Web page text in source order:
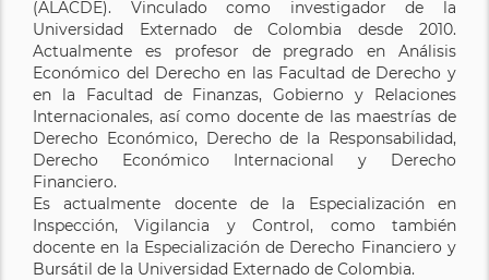
(ALACDE). Vinculado como investigador de la
Universidad Externado de Colombia desde 2010.
Actualmente es profesor de pregrado en Análisis
Económico del Derecho en las Facultad de Derecho y
en la Facultad de Finanzas, Gobierno y Relaciones
Internacionales, así como docente de las maestrías de
Derecho Económico, Derecho de la Responsabilidad,
Derecho Económico Internacional y Derecho
Financiero.
Es actualmente docente de la Especialización en
Inspección, Vigilancia y Control, como también
docente en la Especialización de Derecho Financiero y
Bursátil de la Universidad Externado de Colombia.